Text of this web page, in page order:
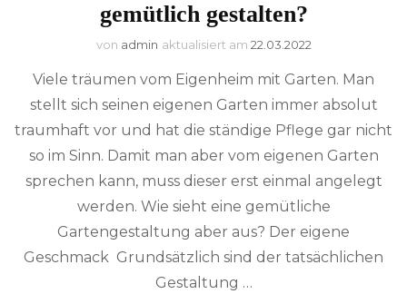
gemütlich gestalten?
von admin aktualisiert am 22.03.2022
Viele träumen vom Eigenheim mit Garten. Man
stellt sich seinen eigenen Garten immer absolut
traumhaft vor und hat die ständige Pflege gar nicht
so im Sinn. Damit man aber vom eigenen Garten
sprechen kann, muss dieser erst einmal angelegt
werden. Wie sieht eine gemütliche
Gartengestaltung aber aus? Der eigene
Geschmack Grundsätzlich sind der tatsächlichen
Gestaltung …